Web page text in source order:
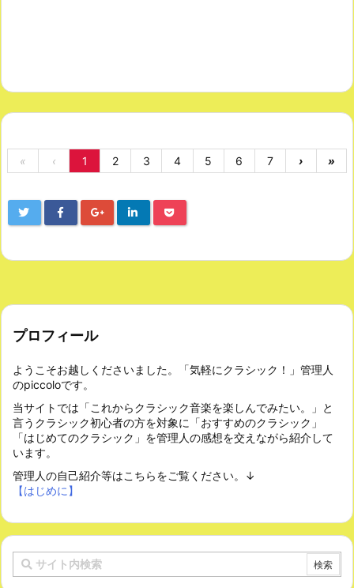
« ‹ 1 2 3 4 5 6 7 › »
プロフィール
ようこそお越しくださいました。「気軽にクラシック！」管理人
のpiccoloです。
当サイトでは「これからクラシック音楽を楽しんでみたい。」と
言うクラシック初心者の方を対象に「おすすめのクラシック」
「はじめてのクラシック」を管理人の感想を交えながら紹介して
います。
管理人の自己紹介等はこちらをご覧ください。↓
【はじめに】